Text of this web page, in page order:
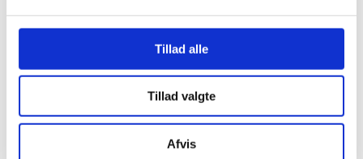
Tillad alle
Tillad valgte
Afvis
Her er alle vinderne fra årets Danish